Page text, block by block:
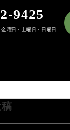
9425
金曜日・土曜日・日曜日